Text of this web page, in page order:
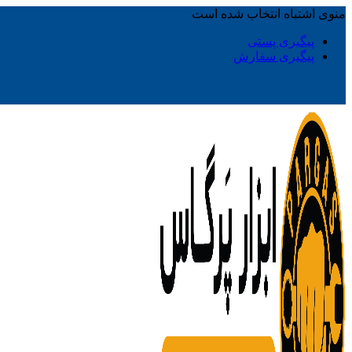
منوی اشتباه انتخاب شده است
پیگیری پستی
پیگیری سفارش